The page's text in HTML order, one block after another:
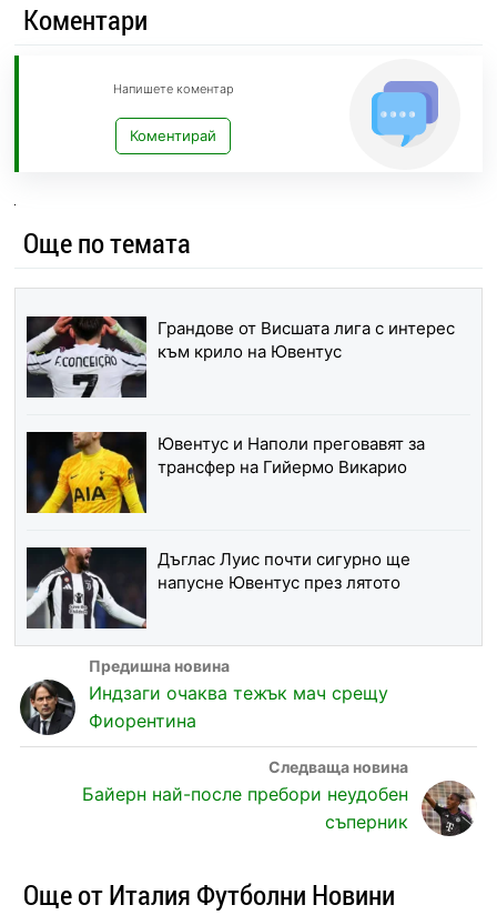
Коментари
Напишете коментар
Коментирай
Още по темата
Грандове от Висшата лига с интерес
към крило на Ювентус
Ювентус и Наполи преговавят за
трансфер на Гийермо Викарио
Дъглас Луис почти сигурно ще
напусне Ювентус през лятото
Индзаги очаква тежък мач срещу
Фиорентина
Байерн най-после пребори неудобен
съперник
Още от Италия Футболни Новини